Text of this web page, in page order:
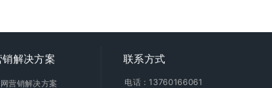
销解决方案
营销解决方案
联系方式
电话：13760166061